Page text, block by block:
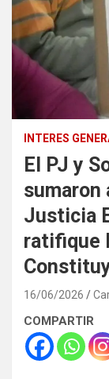
INTERES
El PJ y
sumaron
Justicia
ratifique
16/06/2026
COMPARTIR